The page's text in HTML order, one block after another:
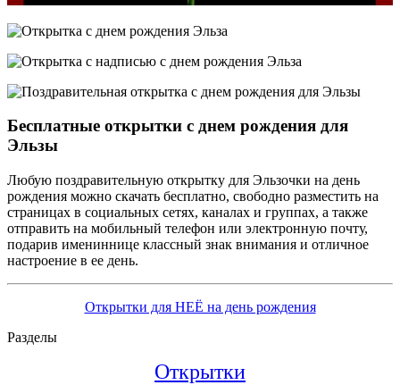
Бесплатные открытки с днем рождения для
Эльзы
Любую поздравительную открытку для Эльзочки на день
рождения можно скачать бесплатно, свободно разместить на
страницах в социальных сетях, каналах и группах, а также
отправить на мобильный телефон или электронную почту,
подарив имениннице классный знак внимания и отличное
настроение в ее день.
Открытки для НЕЁ на день рождения
Разделы
Открытки